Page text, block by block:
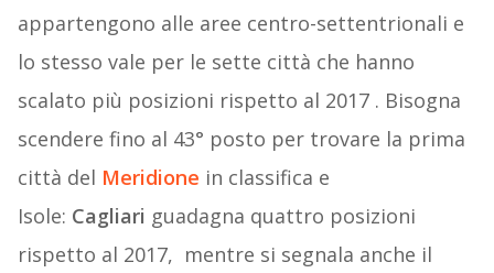
appartengono alle aree centro-settentrionali e
lo stesso vale per le sette città che hanno
scalato più posizioni rispetto al 2017 . Bisogna
scendere fino al 43° posto per trovare la prima
città del Meridione in classifica e
Isole: Cagliari guadagna quattro posizioni
rispetto al 2017, mentre si segnala anche il